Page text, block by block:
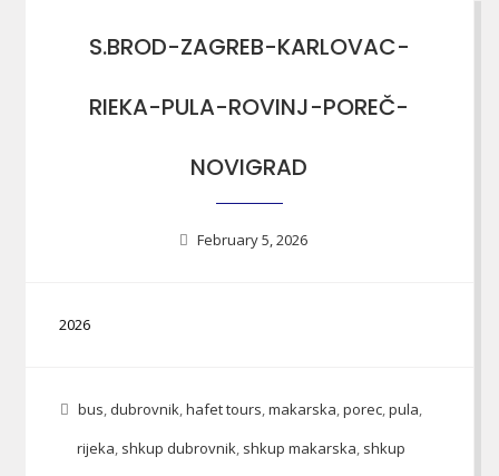
S.BROD-ZAGREB-KARLOVAC-
RIEKA-PULA-ROVINJ-POREČ-
NOVIGRAD
February 5, 2026
2026
bus, dubrovnik,hafet tours,makarska,porec,pula,
rijeka, shkup dubrovnik, shkup makarska, shkup